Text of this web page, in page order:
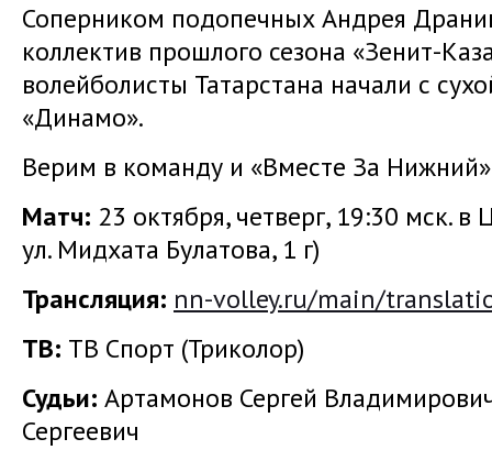
Соперником подопечных Андрея
коллектив прошлого сезона «Зенит-
волейболисты Татарстана начали с
«Динамо».
Верим в команду и «Вместе За
Матч: 23 октября, четверг, 19:30 мск.
ул. Мидхата Булатова, 1 г)
Трансляция: nn-volley.ru/main/
ТВ: ТВ Спорт (Триколор)
Судьи: Артамонов Сергей
Сергеевич